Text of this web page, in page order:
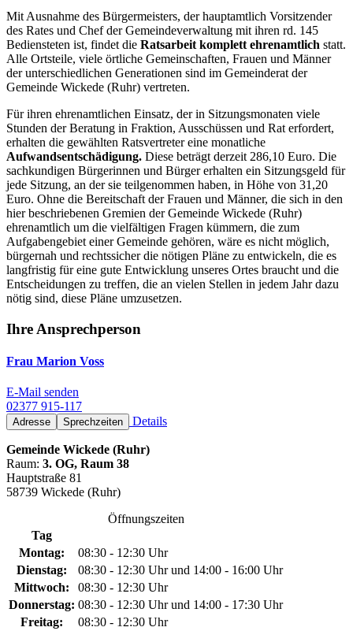
Mit Ausnahme des Bürgermeisters, der hauptamtlich Vorsitzender
des Rates und Chef der Gemeindeverwaltung mit ihren rd. 145
Bediensteten ist, findet die Ratsarbeit komplett ehrenamtlich statt.
Alle Ortsteile, viele örtliche Gemeinschaften, Frauen und Männer
der unterschiedlichen Generationen sind im Gemeinderat der
Gemeinde Wickede (Ruhr) vertreten.
Für ihren ehrenamtlichen Einsatz, der in Sitzungsmonaten viele
Stunden der Beratung in Fraktion, Ausschüssen und Rat erfordert,
erhalten die gewählten Ratsvertreter eine monatliche
Aufwandsentschädigung. Diese beträgt derzeit 286,10 Euro. Die
sachkundigen Bürgerinnen und Bürger erhalten ein Sitzungsgeld für
jede Sitzung, an der sie teilgenommen haben, in Höhe von 31,20
Euro. Ohne die Bereitschaft der Frauen und Männer, die sich in den
hier beschriebenen Gremien der Gemeinde Wickede (Ruhr)
ehrenamtlich um die vielfältigen Fragen kümmern, die zum
Aufgabengebiet einer Gemeinde gehören, wäre es nicht möglich,
bürgernah und rechtssicher die nötigen Pläne zu entwickeln, die es
langfristig für eine gute Entwicklung unseres Ortes braucht und die
Entscheidungen zu treffen, die an vielen Stellen in jedem Jahr dazu
nötig sind, diese Pläne umzusetzen.
Ihre Ansprechperson
Frau Marion Voss
E-Mail senden
02377 915-117
Adresse Sprechzeiten Details
Gemeinde Wickede (Ruhr)
Raum: 3. OG, Raum 38
Hauptstraße 81
58739 Wickede (Ruhr)
Öffnungszeiten
Tag
Montag:
08:30 - 12:30 Uhr
Dienstag:
08:30 - 12:30 Uhr und 14:00 - 16:00 Uhr
Mittwoch:
08:30 - 12:30 Uhr
Donnerstag: 08:30 - 12:30 Uhr und 14:00 - 17:30 Uhr
Freitag:
08:30 - 12:30 Uhr